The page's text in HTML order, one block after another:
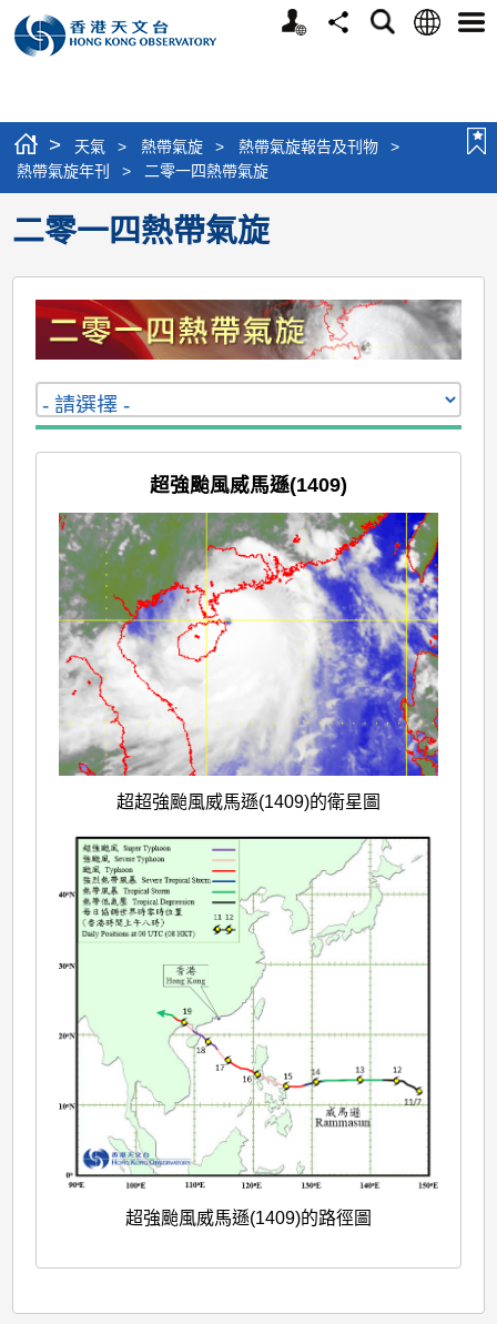
個
分
搜
語
選
> 天氣 > 熱帶氣旋 > 熱帶氣旋報告及刊物
>
熱帶氣旋年刊
> 二零一四熱帶氣旋
二零一四熱帶氣旋
超強颱風威馬遜(1409)
超超強颱風威馬遜(1409)的衛星圖
超強颱風威馬遜(1409)的路徑圖